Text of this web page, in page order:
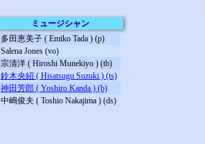
ミュージシャン
多田恵美子 ( Emiko Tada ) (p)
Salena Jones (vo)
宗清洋 ( Hiroshi Munekiyo ) (tb)
鈴木央紹 ( Hisatsugu Suzuki ) (ts)
神田芳郎 ( Yoshiro Kanda ) (b)
中嶋俊夫 ( Toshio Nakajima ) (ds)